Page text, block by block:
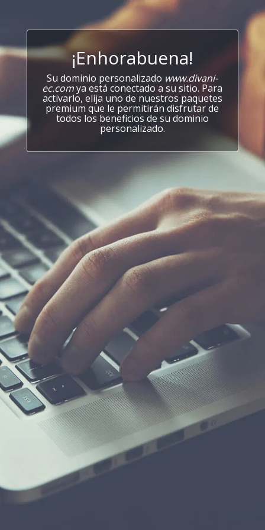
¡Enhorabuena!
Su dominio personalizado www.divani-
ec.comya está conectado a su sitio. Para
activarlo, elija uno de nuestros paquetes
premium que le permitirán disfrutar de
todos los beneficios de su dominio
personalizado.